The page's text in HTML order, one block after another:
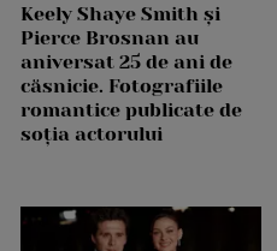
Keely Shaye Smith și
Pierce Brosnan au
aniversat 25 de ani de
căsnicie. Fotografiile
romantice publicate de
soția actorului